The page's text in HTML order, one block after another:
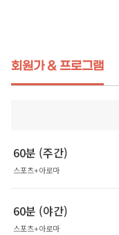
회원가 & 프로그램
60분 (주간)
스포츠+아로마
60분 (야간)
스포츠+아로마